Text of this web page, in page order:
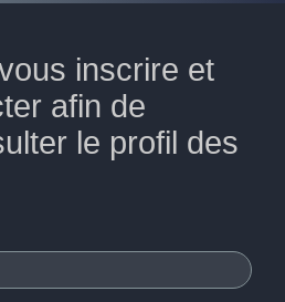
inscrire et
afin de
le profil des